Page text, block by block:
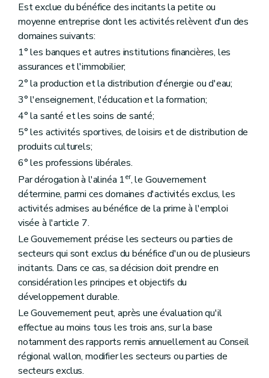
Est exclue du bénéfice des incitants la petite ou
moyenne entreprise dont les activités relèvent d'un des
domaines suivants:
1° les banques et autres institutions financières, les
assurances et l'immobilier;
2° la production et la distribution d'énergie ou d'eau;
3° l'enseignement, l'éducation et la formation;
4° la santé et les soins de santé;
5° les activités sportives, de loisirs et de distribution de
produits culturels;
6° les professions libérales.
Par dérogation à l'alinéa 1er, le Gouvernement
détermine, parmi ces domaines d'activités exclus, les
activités admises au bénéfice de la prime à l'emploi
visée à l'article 7.
Le Gouvernement précise les secteurs ou parties de
secteurs qui sont exclus du bénéfice d'un ou de plusieurs
incitants. Dans ce cas, sa décision doit prendre en
considération les principes et objectifs du
développement durable.
Le Gouvernement peut, après une évaluation qu'il
effectue au moins tous les trois ans, sur la base
notamment des rapports remis annuellement au Conseil
régional wallon, modifier les secteurs ou parties de
secteurs exclus.